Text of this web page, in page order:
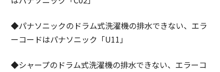
◆パナソニックのドラム式洗濯機の排水できない、エラ
ーコードはパナソニック「U11」
◆シャープのドラム式洗濯機の排水できない、エラーコ